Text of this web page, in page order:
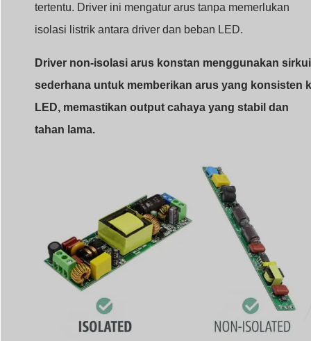
tertentu. Driver ini mengatur arus tanpa memerlukan
isolasi listrik antara driver dan beban LED.
Driver non-isolasi arus konstan menggunakan
sederhana untuk memberikan arus yang konsisten
LED, memastikan output cahaya yang stabil dan
tahan lama.